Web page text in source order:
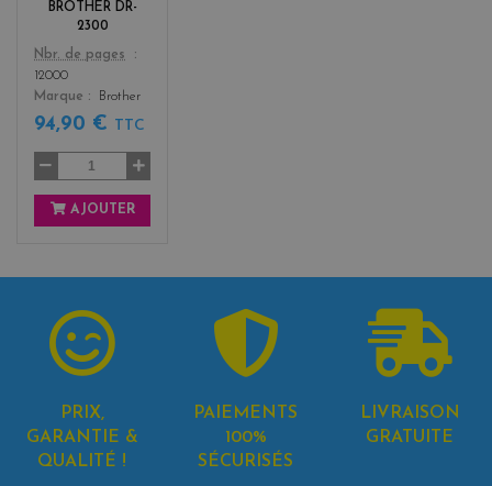
BROTHER DR-
2300
Color
Nbr. de pages
12000
Marque
Brother
94,90 € TTC
AJOUTER
PRIX,
GARANTIE &
QUALITÉ !
PAIEMENTS
100%
SÉCURISÉS
LIVRAISON
GRATUITE